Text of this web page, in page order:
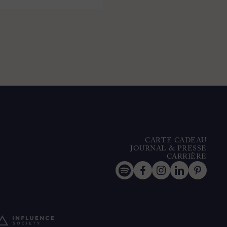
CARTE CADEAU
JOURNAL & PRESSE
CARRIÈRE